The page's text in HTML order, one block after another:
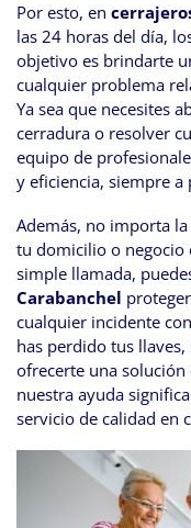
Por esto, en
las 24 horas del día,
objetivo es brindarte
cualquier problema
Ya sea que necesites
cerradura o resolver
equipo de
y eficiencia, siempre
Además, no importa
tu domicilio o negocio
simple llamada,
Carabanchel
cualquier incidente
has perdido tus
ofrecerte una
nuestra ayuda
servicio de calidad en